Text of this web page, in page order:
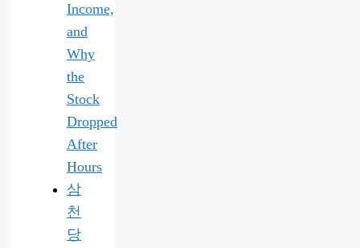
Income,
and
Why
the
Stock
Dropped
After
Hours
삼
천
당